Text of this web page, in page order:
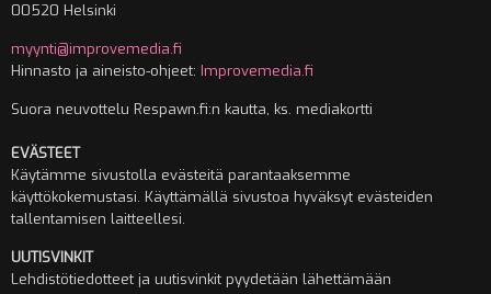
00520 Helsinki
myynti@improvemedia.fi
Hinnasto ja aineisto-ohjeet: Improvemedia.fi
Suora neuvottelu Respawn.fi:n kautta, ks. mediakortti
EVÄSTEET
Käytämme sivustolla evästeitä parantaaksemme
käyttökokemustasi. Käyttämällä sivustoa hyväksyt evästeiden
tallentamisen laitteellesi.
UUTISVINKIT
Lehdistötiedotteet ja uutisvinkit pyydetään lähettämään